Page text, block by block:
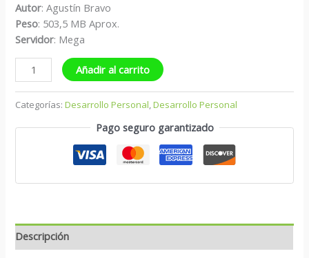
Autor: Agustín Bravo
Peso: 503,5 MB Aprox.
Servidor: Mega
Añadir al carrito
Categorías:Desarrollo Personal,Desarrollo Personal
Pago seguro garantizado
Descripción